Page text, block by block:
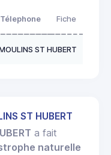
Télephone Fiche
ST HUBERT
ST HUBERT
a fait
naturelle